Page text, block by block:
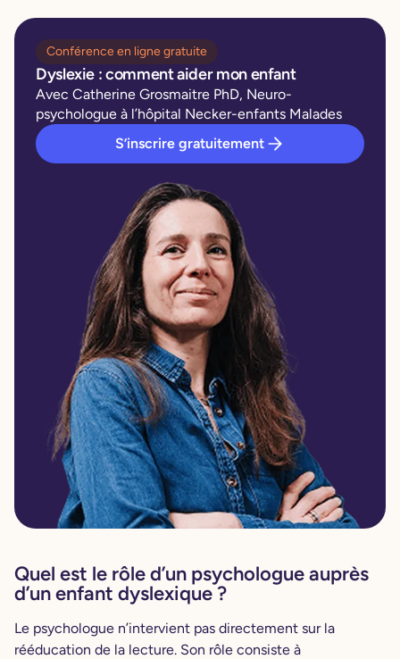
Conférence en ligne gratuite
Dyslexie : comment aider mon enfant
Avec Catherine Grosmaitre PhD, Neuro-
psychologue à l’hôpital Necker-enfants Malades
S’inscrire gratuitement
Quel est le rôle d’un psychologue auprès
d’un enfant dyslexique ?
Le psychologue n’intervient pas directement sur la
rééducation de la lecture. Son rôle consiste à